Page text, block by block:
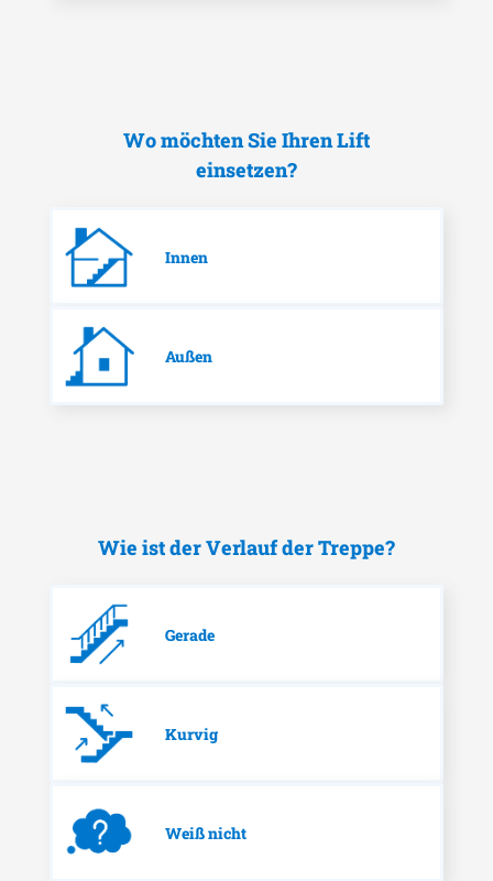
Wo möchten Sie Ihren Lift
einsetzen?
Innen
Außen
Wie ist der Verlauf der Treppe?
Gerade
Kurvig
Weiß nicht